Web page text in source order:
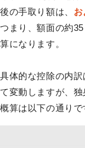
後の手取り額は、
つまり、額面の約
算になります。
具体的な控除の内
て変動しますが、
概算は以下の通りで